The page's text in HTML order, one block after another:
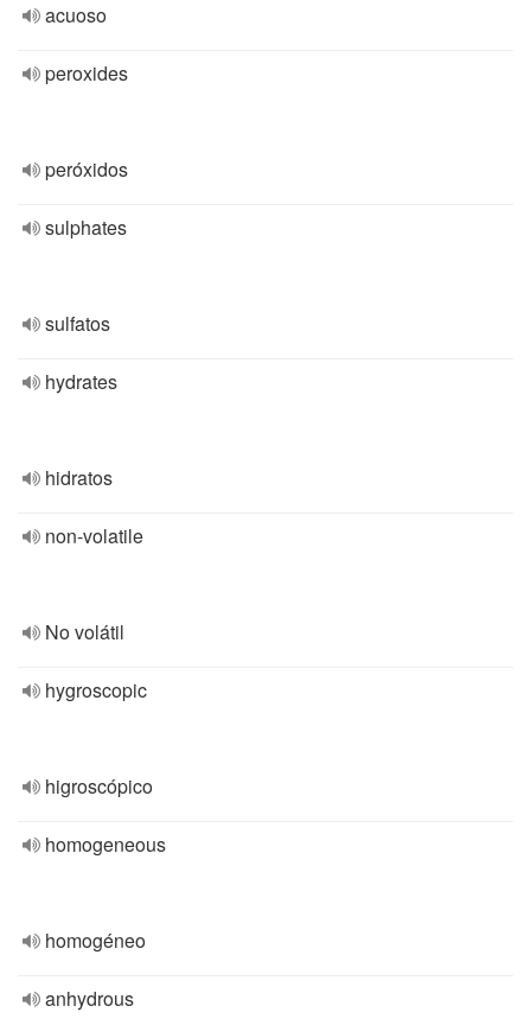
acuoso
peroxides
peróxidos
sulphates
sulfatos
hydrates
hidratos
non-volatile
No volátil
hygroscopic
higroscópico
homogeneous
homogéneo
anhydrous